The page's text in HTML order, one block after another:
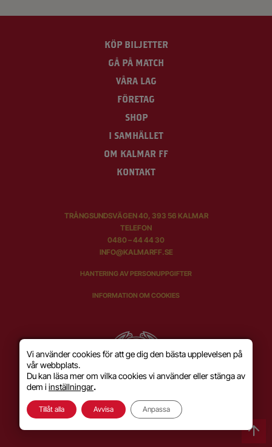
KÖP BILJETTER
GÅ PÅ MATCH
VÅRA LAG
FÖRETAG
SHOP
I SAMHÄLLET
OM KALMAR FF
KONTAKT
TRÅNGSUNDSVÄGEN 40, 393 56 KALMAR
TELEFON
0480 – 44 44 30
INFO@KALMARFF.SE
HANTERING AV PERSONUPPGIFTER
INFORMATION OM COOKIES
Vi använder cookies för att ge dig den bästa upplevelsen på
vår webbplats.
Du kan läsa mer om vilka cookies vi använder eller stänga av
dem i inställningar.
Tillåt alla Avvisa Anpassa